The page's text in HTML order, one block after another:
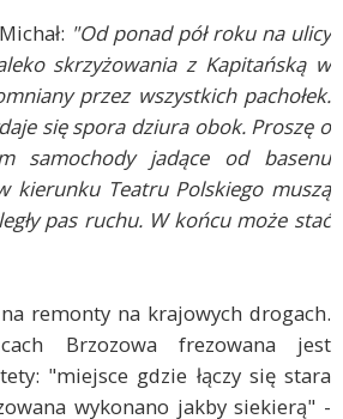
"Od ponad pół roku na ulicy
skrzyżowania z Kapitańską w
przez wszystkich pachołek.
się spora dziura obok. Proszę o
samochody jadące od basenu
kierunku Teatru Polskiego muszą
pas ruchu. W końcu może stać
remonty na krajowych drogach.
Brzozowa frezowana jest
"miejsce gdzie łączy się stara
wykonano jakby siekierą" -